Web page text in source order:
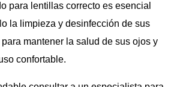
para lentillas correcto es esencial
la limpieza y desinfección de sus
mantener la salud de sus ojos y
confortable.